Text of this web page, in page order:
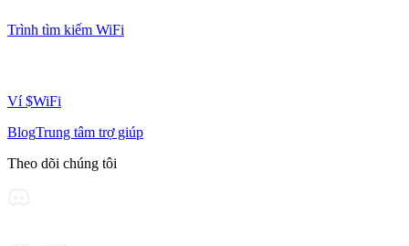
Trình tìm kiếm WiFi
Ví $WiFi
BlogTrung tâm trợ giúp
Theo dõi chúng tôi